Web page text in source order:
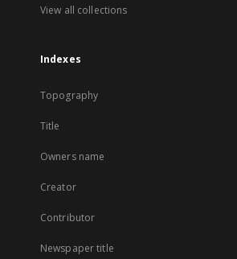
View all collections
Indexes
Topography
Title
Owners name
Creator
Contributor
Newspaper title